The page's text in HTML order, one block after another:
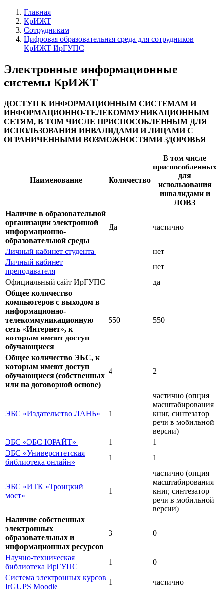
Главная
КрИЖТ
Сотрудникам
Цифровая образовательная среда для сотрудников
КрИЖТ ИрГУПС
Электронные информационные
системы КрИЖТ
ДОСТУП К ИНФОРМАЦИОННЫМ СИСТЕМАМ И
ИНФОРМАЦИОННО-ТЕЛЕКОММУНИКАЦИОННЫМ
СЕТЯМ, В ТОМ ЧИСЛЕ ПРИСПОСОБЛЕННЫМ ДЛЯ
ИСПОЛЬЗОВАНИЯ ИНВАЛИДАМИ И ЛИЦАМИ С
ОГРАНИЧЕННЫМИ ВОЗМОЖНОСТЯМИ ЗДОРОВЬЯ
Наименование Количество
В том числе
приспособленных
для
использования
инвалидами и
ЛОВЗ
Наличие в образовательной
организации электронной
информационно-
образовательной среды
Да частично
Личный кабинет студента
нет
Личный кабинет
преподавателя
нет
Официальный сайт ИрГУПС
да
Общее количество
компьютеров с выходом в
информационно-
телекоммуникационную
сеть «Интернет», к
которым имеют доступ
обучающиеся
550 550
Общее количество ЭБС, к
которым имеют доступ
обучающиеся (собственных
или на договорной основе)
4 2
ЭБС «Издательство ЛАНЬ» 1
частично (опция
масштабирования
книг, синтезатор
речи в мобильной
версии)
ЭБС «ЭБС ЮРАЙТ»
1
1
ЭБС «Университетская
библиотека онлайн»
1 1
ЭБС «ИТК «Троицкий
мост»
1
частично (опция
масштабирования
книг, синтезатор
речи в мобильной
версии)
Наличие собственных
электронных
образовательных и
информационных ресурсов
3 0
Научно-техническая
библиотека ИрГУПС
1
0
Система электронных курсов
IrGUPS Moodle
1
частично